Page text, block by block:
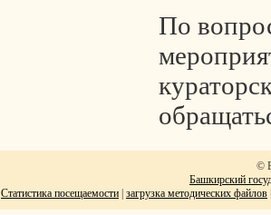
По
©
Башкирский
Статистика посещаемости загрузка методических файлов